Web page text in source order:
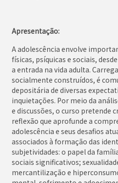
Apresentação:
A adolescência envolve
físicas, psíquicas e sociais,
a entrada na vida adulta.
socialmente construídos, é
depositária de diversas
inquietações. Por meio da
e discussões, o curso pretende
reflexão que aprofunde a
adolescência e seus desafios
associados à formação das
subjetividades: o papel da
sociais significativos;
mercantilização e